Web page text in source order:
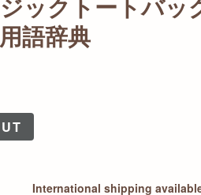
ックトートバ
語辞典
International shipping